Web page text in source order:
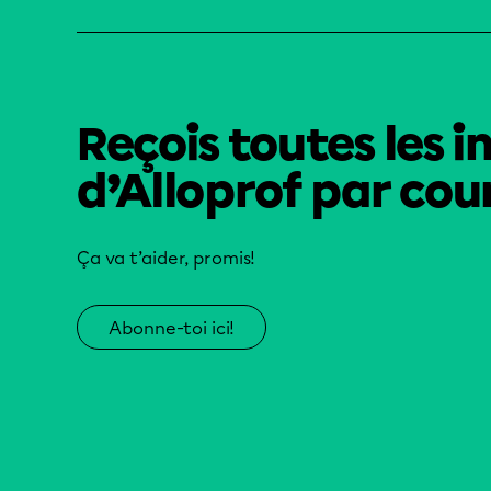
Reçois toutes les
d’Alloprof par
Ça va t’aider, promis!
Abonne-toi ici!